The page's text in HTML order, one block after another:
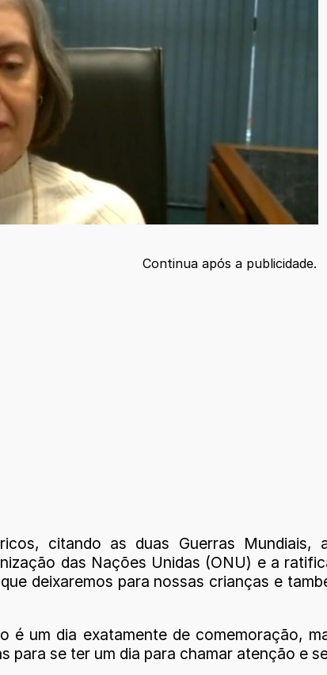
Continua após a publicidade.
citando as duas Guerras
das Nações Unidas (ONU) e a
deixaremos para nossas crianças e
é um dia exatamente de comemoração,
para se ter um dia para chamar atenção e